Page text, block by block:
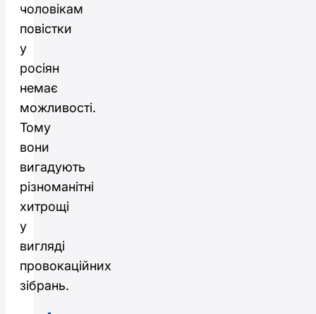
чоловікам
повістки
у
росіян
немає
можливості.
Тому
вони
вигадують
різноманітні
хитрощі
у
вигляді
провокаційних
зібрань.